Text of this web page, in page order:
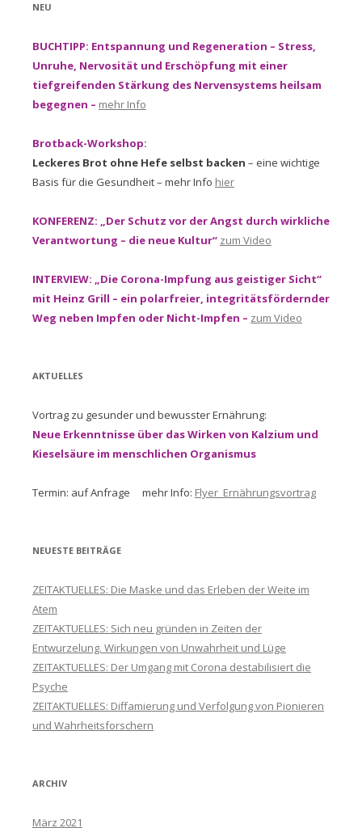
NEU
BUCHTIPP: Entspannung und Regeneration – Stress,
Unruhe, Nervosität und Erschöpfung mit einer
tiefgreifenden Stärkung des Nervensystems heilsam
begegnen – mehr Info
Brotback-Workshop:
Leckeres Brot ohne Hefe selbst backen – eine wichtige
Basis für die Gesundheit – mehr Info hier
KONFERENZ: „Der Schutz vor der Angst durch wirkliche
Verantwortung – die neue Kultur“ zum Video
INTERVIEW: „Die Corona-Impfung aus geistiger Sicht“
mit Heinz Grill – ein polarfreier, integritätsfördernder
Weg neben Impfen oder Nicht-Impfen – zum Video
AKTUELLES
Vortrag zu gesunder und bewusster Ernährung:
Neue Erkenntnisse über das Wirken von Kalzium und
Kieselsäure im menschlichen Organismus
Termin: auf Anfrage mehr Info: Flyer_Ernährungsvortrag
NEUESTE BEITRÄGE
ZEITAKTUELLES: Die Maske und das Erleben der Weite im
Atem
ZEITAKTUELLES: Sich neu gründen in Zeiten der
Entwurzelung. Wirkungen von Unwahrheit und Lüge
ZEITAKTUELLES: Der Umgang mit Corona destabilisiert die
Psyche
ZEITAKTUELLES: Diffamierung und Verfolgung von Pionieren
und Wahrheitsforschern
ARCHIV
März 2021